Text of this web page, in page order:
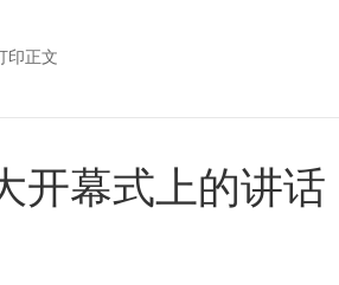
印正文
开幕式上的讲话